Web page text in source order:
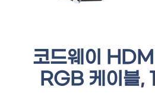
코드웨이
RGB 케이블,